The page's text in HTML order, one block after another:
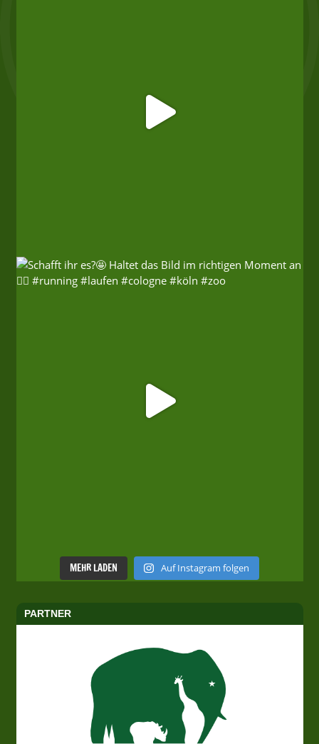
MEHR LADEN Auf Instagram folgen
PARTNER